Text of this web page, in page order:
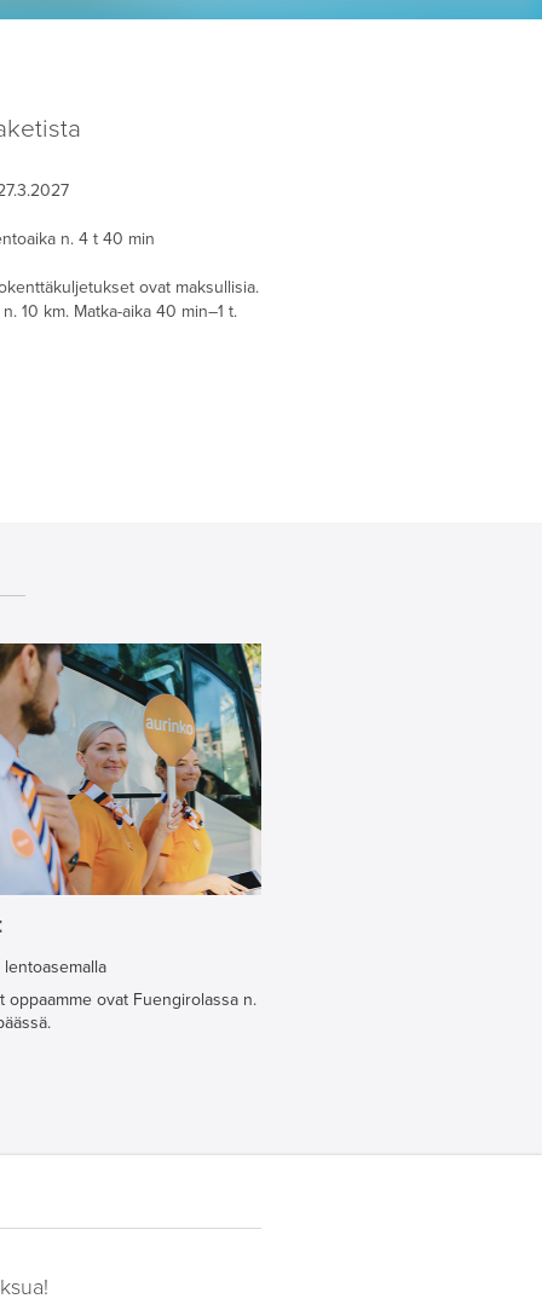
n. 4 t 40 min
ovat maksullisia.
10 km. Matka-aika 40 min–1 t.
lentoasemalla
oppaamme ovat Fuengirolassa n.